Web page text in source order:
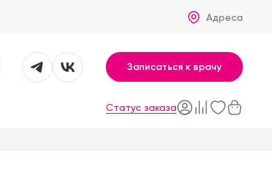
Адреса
Записаться к врачу
Статус заказа